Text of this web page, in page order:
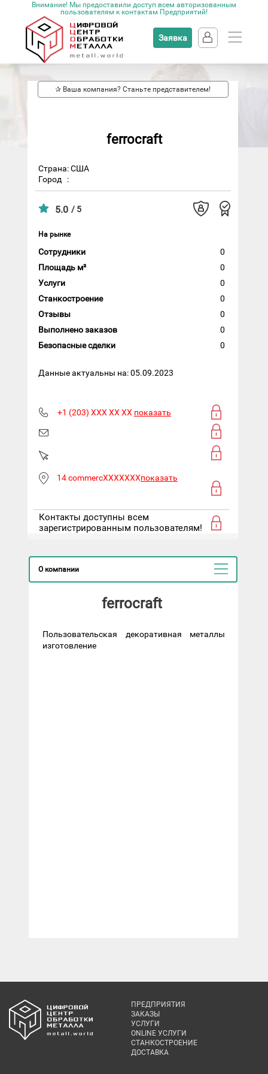
Внимание! Мы предоставили доступ всем авторизованным
пользователям к контактам Предприятий!
Заявка
✰ Ваша компания? Станьте представителем!
ferrocraft
Страна: США
Город
:
5.0 / 5
На рынке
Сотрудники
0
Площадь м²
0
Услуги
0
Станкостроение
0
Отзывы
0
Выполнено заказов
0
Безопасные сделки
0
Данные актуальны на: 05.09.2023
+1 (203) XXX XX XX показать
14 commercXXXXXXXпоказать
Контакты доступны всем
зарегистрированным пользователям!
О компании
ferrocraft
Пользовательская декоративная металлы
изготовление
ПРЕДПРИЯТИЯ
ЗАКАЗЫ
УСЛУГИ
ONLINE УСЛУГИ
СТАНКОСТРОЕНИЕ
ДОСТАВКА